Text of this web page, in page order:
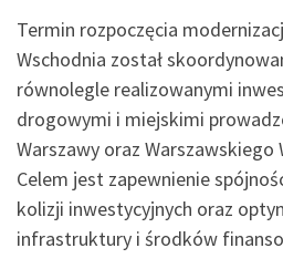
Termin rozpoczęcia
Wschodnia został
równolegle realizowanymi
drogowymi i miejskimi
Warszawy oraz Warszawskiego
Celem jest zapewnienie
kolizji inwestycyjnych oraz
infrastruktury i środków